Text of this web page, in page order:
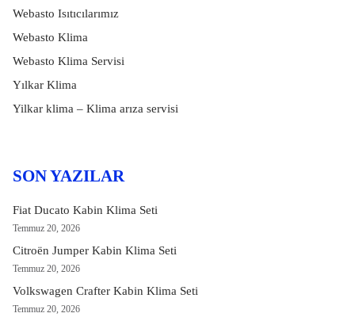
Webasto Isıtıcılarımız
Webasto Klima
Webasto Klima Servisi
Yılkar Klima
Yilkar klima – Klima arıza servisi
SON YAZILAR
Fiat Ducato Kabin Klima Seti
Temmuz 20, 2026
Citroën Jumper Kabin Klima Seti
Temmuz 20, 2026
Volkswagen Crafter Kabin Klima Seti
Temmuz 20, 2026